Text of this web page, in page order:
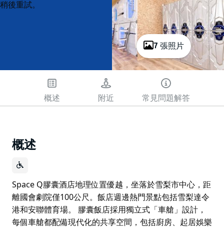
7 張照片
List
List
稍後重試。
概述 附近 常見問題解答
概述
Space Q膠囊酒店地理位置優越，坐落於雪梨市中心，距
離國會劇院僅100公尺。飯店週邊熱門景點包括雪梨達令
港和安聯體育場。 膠囊飯店採用獨立式「車艙」設計，
每個車艙都配備現代化的共享空間，包括廚房、起居娛樂